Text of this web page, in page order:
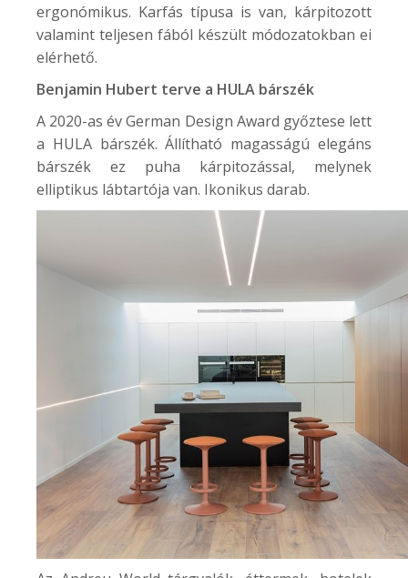
ergonómikus. Karfás típusa is van, kárpitozott
valamint teljesen fából készült módozatokban ei
elérhető.
Benjamin Hubert terve a HULA bárszék
A 2020-as év German Design Award győztese lett
a HULA bárszék. Állítható magasságú elegáns
bárszék ez puha kárpitozással, melynek
elliptikus lábtartója van. Ikonikus darab.